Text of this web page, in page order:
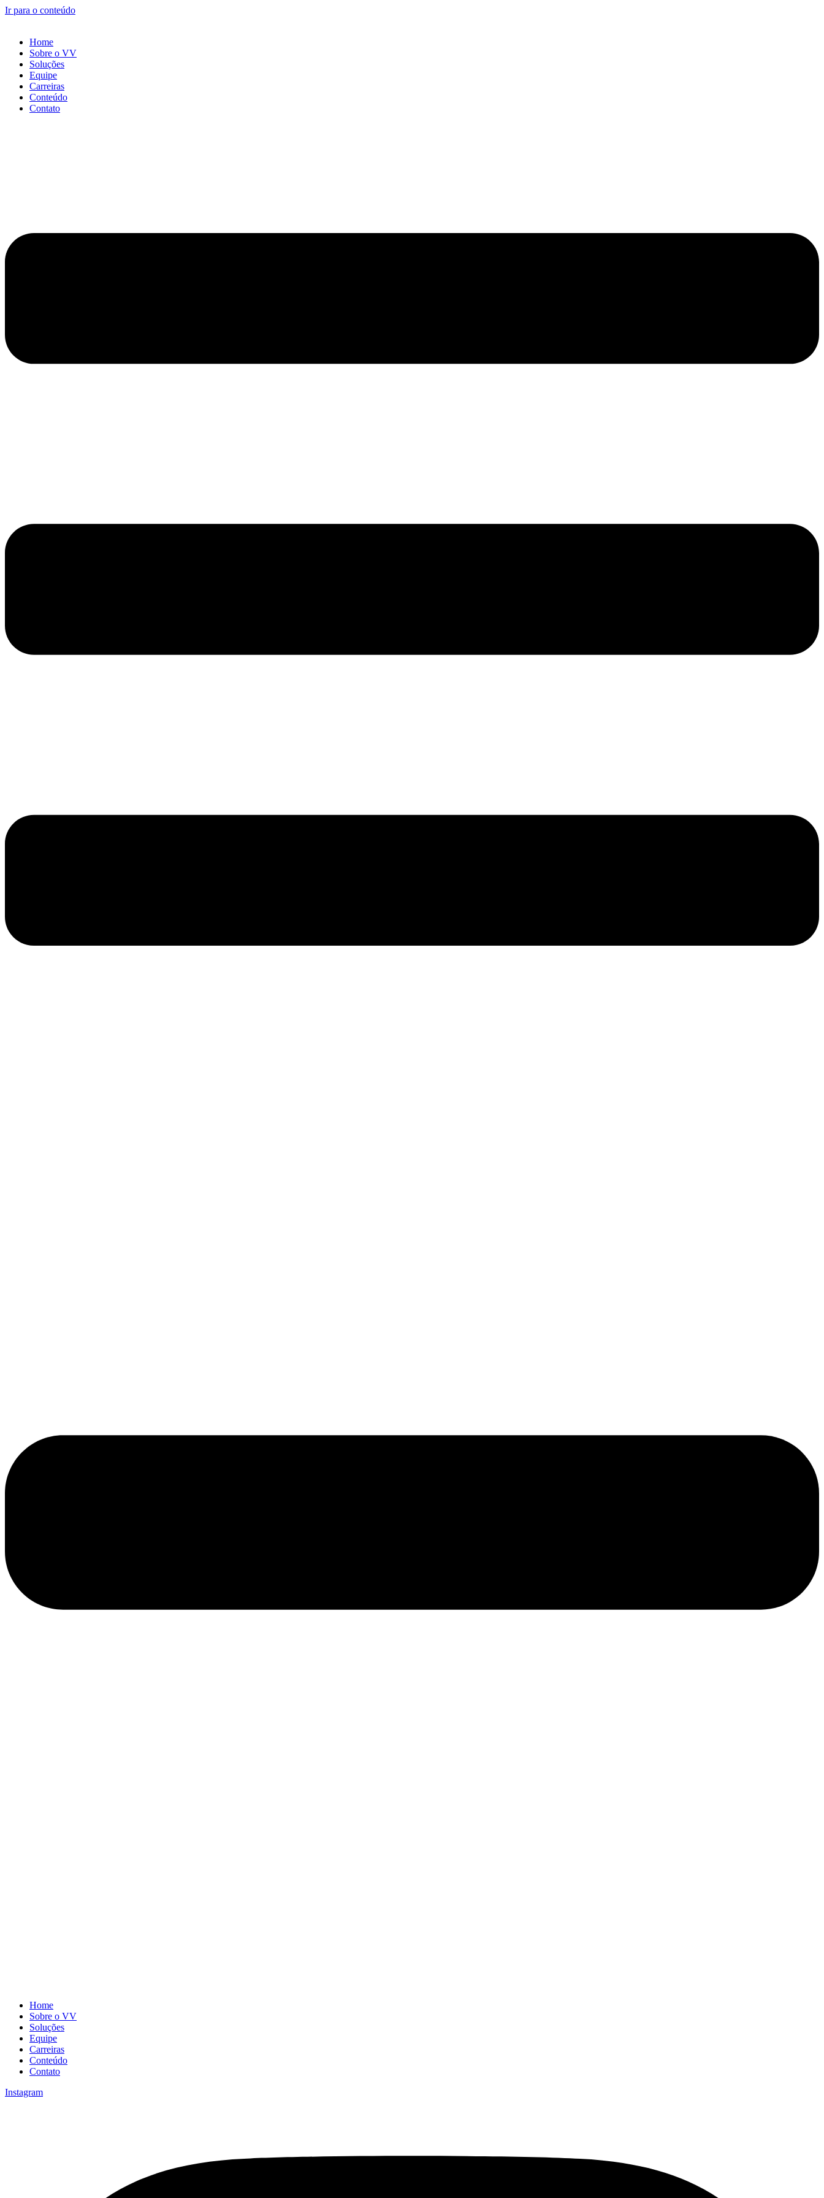
Ir para o conteúdo
Home
Sobre o VV
Soluções
Equipe
Carreiras
Conteúdo
Contato
Home
Sobre o VV
Soluções
Equipe
Carreiras
Conteúdo
Contato
Instagram